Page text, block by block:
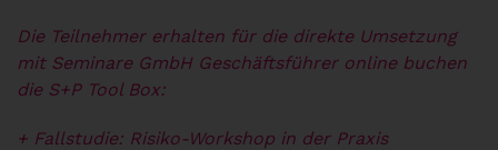
Die Teilnehmer erhalten für die direkte Umsetzung
mit Seminare GmbH Geschäftsführer online buchen
die S+P Tool Box:
+ Fallstudie: Risiko-Workshop in der Praxis